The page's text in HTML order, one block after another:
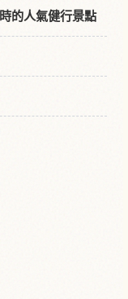
的人氣健行景點